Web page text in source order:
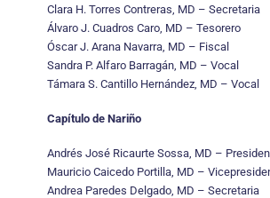
Clara H. Torres Contreras, MD – Secretaria
Álvaro J. Cuadros Caro, MD – Tesorero
Óscar J. Arana Navarra, MD – Fiscal
Sandra P. Alfaro Barragán, MD – Vocal
Támara S. Cantillo Hernández, MD – Vocal
Capítulo de Nariño
Andrés José Ricaurte Sossa, MD –
Mauricio Caicedo Portilla, MD –
Andrea Paredes Delgado, MD – Secretaria